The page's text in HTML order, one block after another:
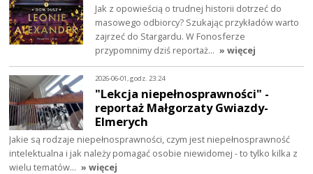
Jak z opowieścią o trudnej historii dotrzeć do
masowego odbiorcy? Szukając przykładów warto
zajrzeć do Stargardu. W Fonosferze
przypomnimy dziś reportaż… » więcej
2026-06-01, godz. 23:24
"Lekcja niepełnosprawności" -
reportaż Małgorzaty Gwiazdy-
Elmerych
Jakie są rodzaje niepełnosprawności, czym jest niepełnosprawność
intelektualna i jak należy pomagać osobie niewidomej - to tylko kilka z
wielu tematów… » więcej